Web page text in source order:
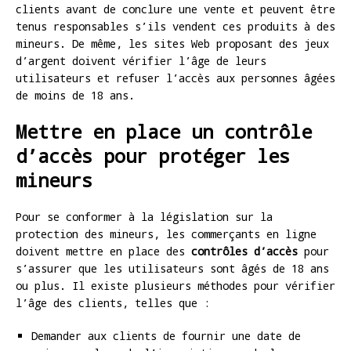
clients avant de conclure une vente et peuvent être
tenus responsables s’ils vendent ces produits à des
mineurs. De même, les sites Web proposant des jeux
d’argent doivent vérifier l’âge de leurs
utilisateurs et refuser l’accès aux personnes âgées
de moins de 18 ans.
Mettre en place un contrôle
d’accès pour protéger les
mineurs
Pour se conformer à la législation sur la
protection des mineurs, les commerçants en ligne
doivent mettre en place des contrôles d’accès pour
s’assurer que les utilisateurs sont âgés de 18 ans
ou plus. Il existe plusieurs méthodes pour vérifier
l’âge des clients, telles que :
Demander aux clients de fournir une date de